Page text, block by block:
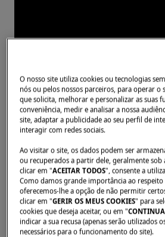
O nosso site utiliza cookies ou tecnologias
nós ou pelos nossos parceiros, para operar o
que solicita, melhorar e personalizar as suas
conveniência, medir e analisar a nossa
site, adaptar a publicidade ao seu perfil de
interagir com redes sociais.
Ao visitar o site, os dados podem ser
ou recuperados a partir dele, geralmente sob
clicar em "ACEITAR TODOS", consente a
Como damos grande importância ao respeito
oferecemos-lhe a opção de não permitir
clicar em "GERIR OS MEUS COOKIES" para
cookies que deseja aceitar, ou em "
indicar a sua recusa (apenas serão utilizados
necessários para o funcionamento do site).